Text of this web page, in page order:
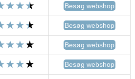
Besøg webshop
Besøg webshop
Besøg webshop
Besøg webshop